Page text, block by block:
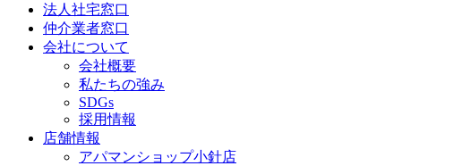
法人社宅窓口
仲介業者窓口
会社について
会社概要
私たちの強み
SDGs
採用情報
店舗情報
アパマンショップ小針店